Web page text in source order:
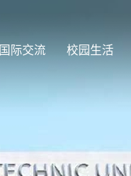
国际交流 校园生活